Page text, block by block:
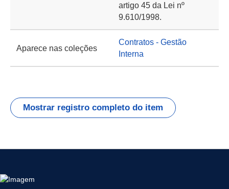
artigo 45 da Lei nº
9.610/1998.
Aparece nas coleções
Contratos - Gestão
Interna
Mostrar registro completo do item